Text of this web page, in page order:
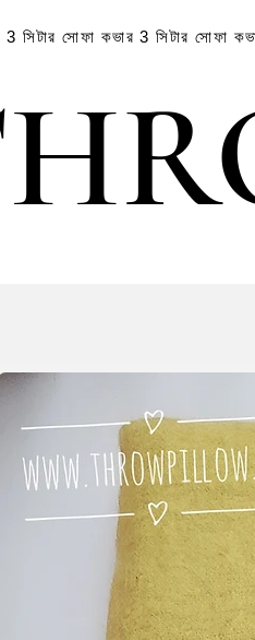
3 সিটার সোফা কভার 3 সিটার সোফা